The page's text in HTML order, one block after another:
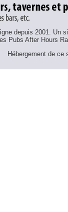
depuis 2001.
Pubs After Hours
Hébergement de ce